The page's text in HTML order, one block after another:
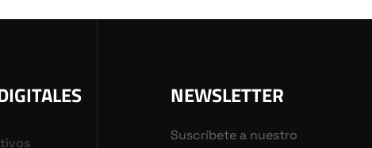
NEWSLETTER
Suscríbete a nuestro